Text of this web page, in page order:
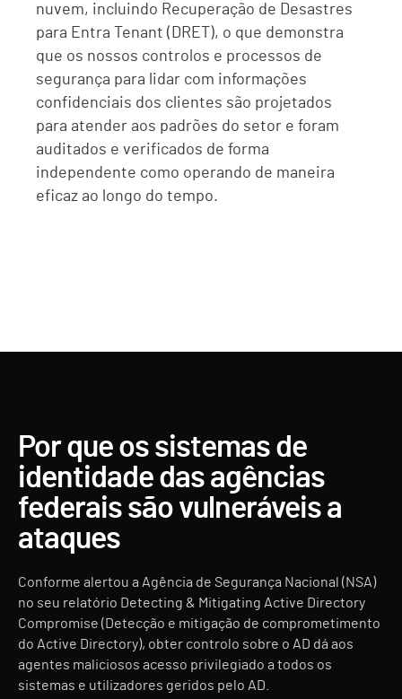
nuvem, incluindo Recuperação de Desastres
para Entra Tenant (DRET), o que demonstra
que os nossos controlos e processos de
segurança para lidar com informações
confidenciais dos clientes são projetados
para atender aos padrões do setor e foram
auditados e verificados de forma
independente como operando de maneira
eficaz ao longo do tempo.
Por que os sistemas de
identidade das agências
federais são vulneráveis a
ataques
Conforme alertou a Agência de Segurança Nacional (NSA)
no seu relatório Detecting & Mitigating Active Directory
Compromise (Detecção e mitigação de comprometimento
do Active Directory), obter controlo sobre o AD dá aos
agentes maliciosos acesso privilegiado a todos os
sistemas e utilizadores geridos pelo AD.